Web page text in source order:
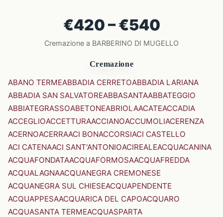
€420 – €540
Cremazione a BARBERINO DI MUGELLO
Cremazione
ABANO TERMEABBADIA CERRETOABBADIA LARIANA
ABBADIA SAN SALVATOREABBASANTAABBATEGGIO
ABBIATEGRASSOABETONEABRIOLAACATEACCADIA
ACCEGLIOACCETTURAACCIANOACCUMOLIACERENZA
ACERNOACERRAACI BONACCORSIACI CASTELLO
ACI CATENAACI SANT'ANTONIOACIREALEACQUACANINA
ACQUAFONDATAACQUAFORMOSAACQUAFREDDA
ACQUALAGNAACQUANEGRA CREMONESE
ACQUANEGRA SUL CHIESEACQUAPENDENTE
ACQUAPPESAACQUARICA DEL CAPOACQUARO
ACQUASANTA TERMEACQUASPARTA